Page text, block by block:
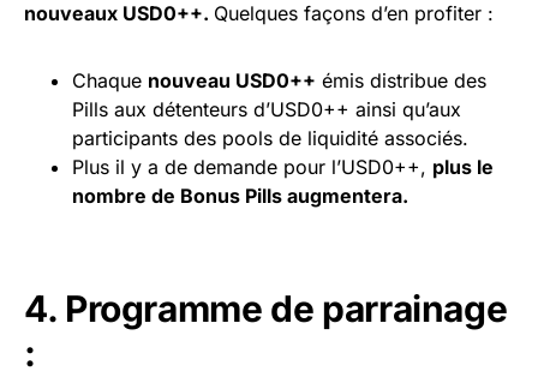
nouveaux USD0++. Quelques façons d’en profiter :
Chaque nouveau USD0++ émis distribue des
Pills aux détenteurs d’USD0++ ainsi qu’aux
participants des pools de liquidité associés.
Plus il y a de demande pour l’USD0++, plus le
nombre de Bonus Pills augmentera.
4. Programme de parrainage
: